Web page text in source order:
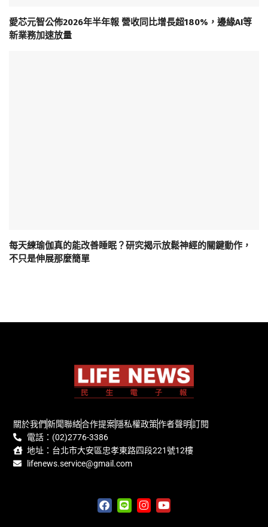
愛芯元智公佈2026年半年報 營收同比增長超180%，邊緣AI等
新業務加速放量
每天練瑜伽真的能改善睡眠？研究揭示放鬆神經的關鍵動作，
不只是伸展那麼簡單
關於我們新聞聯絡合作提案隱私權政策作者聲明訂閱
電話：(02)2776-3386
地址：台北市大安區忠孝東路四段221號12樓
lifenews.service@gmail.com